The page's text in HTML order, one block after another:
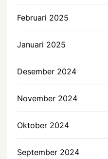
Februari 2025
Januari 2025
Desember 2024
November 2024
Oktober 2024
September 2024